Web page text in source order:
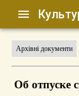
Архівні документи
Об отпуске